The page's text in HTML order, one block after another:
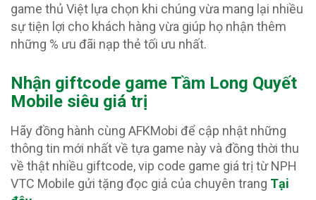
game thủ Việt lựa chọn khi chúng vừa mang lại nhiều
sự tiện lợi cho khách hàng vừa giúp họ nhận thêm
những % ưu đãi nạp thẻ tối ưu nhất.
Nhận giftcode game Tầm Long Quyết
Mobile siêu giá trị
Hãy đồng hành cùng AFKMobi để cập nhật những
thông tin mới nhất về tựa game này và đồng thời thu
về thật nhiều giftcode, vip code game giá trị từ NPH
VTC Mobile gửi tặng đọc giả của chuyên trang Tại